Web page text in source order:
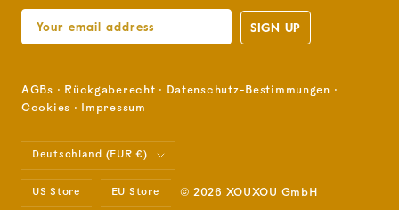
SIGN UP
AGBs ⋅ Rückgaberecht ⋅ Datenschutz-Bestimmungen ⋅
Cookies ⋅ Impressum
Land/Region
Deutschland (EUR €)
US Store EU Store © 2026 XOUXOU GmbH